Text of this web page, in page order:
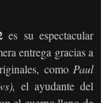
es su espectacular
entrega gracias a
como Paul
el ayudante del